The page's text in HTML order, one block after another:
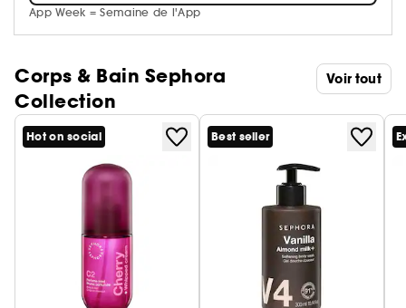
App Week = Semaine de l'App
Corps & Bain Sephora
Collection
Voir tout
Hot on social Best seller